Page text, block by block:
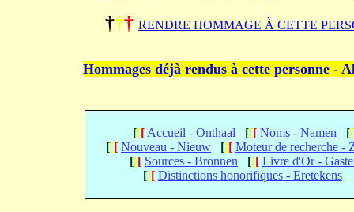
††† RENDRE HOMMAGE À CETTE
Hommages déjà rendus à cette personne -
[[[ Accueil - Onthaal [[[ Noms - Namen [[
[[[ Nouveau - Nieuw [[[ Moteur de recherche -
[[[ Sources - Bronnen [[[ Livre d'Or -
[[[ Distinctions honorifiques - Eretekens